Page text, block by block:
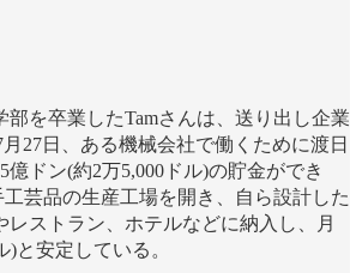
を卒業したTamさんは、送り出し企業
月27日、ある機械会社で働くために渡日
億ドン(約2万5,000ドル)の貯金ができ
芸品の生産工場を開き、自ら設計した
レストラン、ホテルなどに納入し、月
)と安定している。